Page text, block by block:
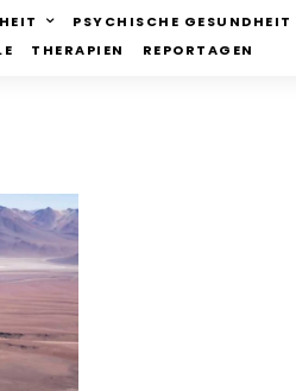
PSYCHISCHE GESUNDHEIT
THERAPIEN REPORTAGEN